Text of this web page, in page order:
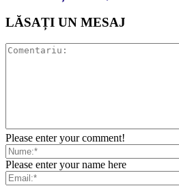
LĂSAȚI UN MESAJ
Please enter your comment!
Please enter your name here